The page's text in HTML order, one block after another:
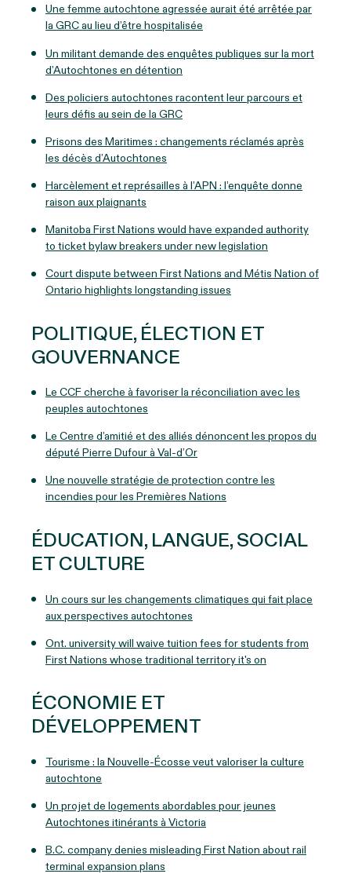
Une femme autochtone agressée aurait été arrêtée par
la GRC au lieu d’être hospitalisée
Un militant demande des enquêtes publiques sur la mort
d’Autochtones en détention
Des policiers autochtones racontent leur parcours et
leurs défis au sein de la GRC
Prisons des Maritimes : changements réclamés après
les décès d’Autochtones
Harcèlement et représailles à l’APN : l’enquête donne
raison aux plaignants
Manitoba First Nations would have expanded authority
to ticket bylaw breakers under new legislation
Court dispute between First Nations and Métis Nation of
Ontario highlights longstanding issues
POLITIQUE, ÉLECTION ET
GOUVERNANCE
Le CCF cherche à favoriser la réconciliation avec les
peuples autochtones
Le Centre d’amitié et des alliés dénoncent les propos du
député Pierre Dufour à Val-d’Or
Une nouvelle stratégie de protection contre les
incendies pour les Premières Nations
ÉDUCATION, LANGUE, SOCIAL
ET CULTURE
Un cours sur les changements climatiques qui fait place
aux perspectives autochtones
Ont. university will waive tuition fees for students from
First Nations whose traditional territory it's on
ÉCONOMIE ET
DÉVELOPPEMENT
Tourisme : la Nouvelle-Écosse veut valoriser la culture
autochtone
Un projet de logements abordables pour jeunes
Autochtones itinérants à Victoria
B.C. company denies misleading First Nation about rail
terminal expansion plans